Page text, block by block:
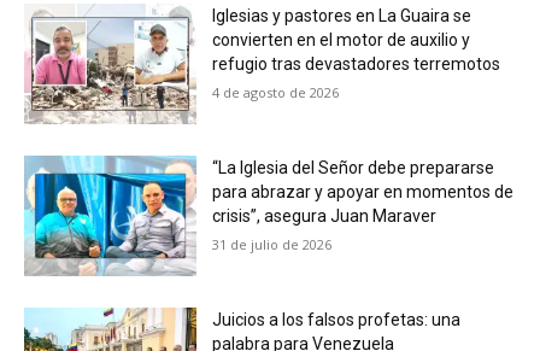
Iglesias y pastores en La Guaira se
convierten en el motor de auxilio y
refugio tras devastadores terremotos
4 de agosto de 2026
“La Iglesia del Señor debe prepararse
para abrazar y apoyar en momentos de
crisis”, asegura Juan Maraver
31 de julio de 2026
Juicios a los falsos profetas: una
palabra para Venezuela